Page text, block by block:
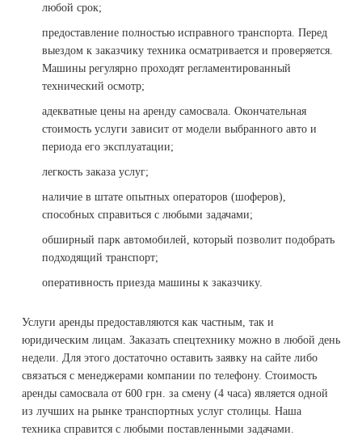
любой срок;
предоставление полностью исправного транспорта. Перед
выездом к заказчику техника осматривается и проверяется.
Машины регулярно проходят регламентированный
технический осмотр;
адекватные цены на аренду самосвала. Окончательная
стоимость услуги зависит от модели выбранного авто и
периода его эксплуатации;
легкость заказа услуг;
наличие в штате опытных операторов (шоферов),
способных справиться с любыми задачами;
обширный парк автомобилей, который позволит подобрать
подходящий транспорт;
оперативность приезда машины к заказчику.
Услуги аренды предоставляются как частным, так и
юридическим лицам. Заказать спецтехнику можно в любой день
недели. Для этого достаточно оставить заявку на сайте либо
связаться с менеджерами компании по телефону. Стоимость
аренды самосвала от 600 грн. за смену (4 часа) является одной
из лучших на рынке транспортных услуг столицы. Наша
техника справится с любыми поставленными задачами.